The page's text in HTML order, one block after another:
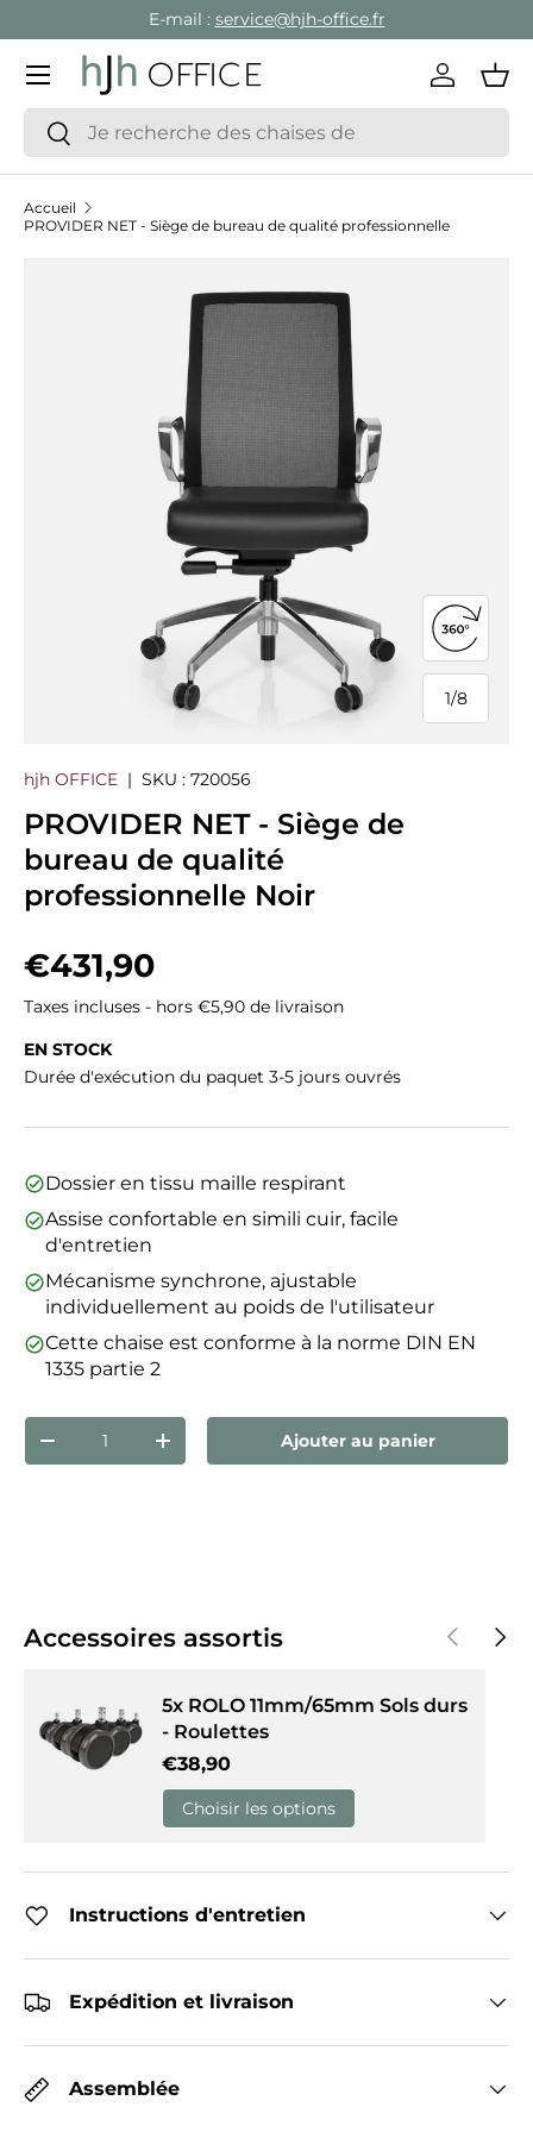
Aller au contenu
E-mail : service@hjh-office.fr
Recherche
Rechercher
Se
Menu
Accueil
PROVIDER NET - Siège de bureau de qualité professionnelle
Passer aux informations produits
1/
de
8
Ouvrir la
hjh OFFICE | SKU : 720056
PROVIDER NET - Siège de
bureau de qualité
professionnelle Noir
Prix habituel
€431,90
Taxes incluses - hors €5,90 de livraison
EN STOCK
Durée d'exécution du paquet 3-5 jours ouvrés
Dossier en tissu maille respirant
Assise confortable en simili cuir, facile
d'entretien
Mécanisme synchrone, ajustable
individuellement au poids de l'utilisateur
Cette chaise est conforme à la norme DIN EN
1335 partie 2
Diminuer la quantitéAugmenter la quantité
Ajouter au panier
Accessoires assortis Précédent
5x ROLO 11mm/65mm Sols durs
- Roulettes
Prix habituel
€38,90
Choisir les options
Instructions d'entretien
Expédition et livraison
Assemblée